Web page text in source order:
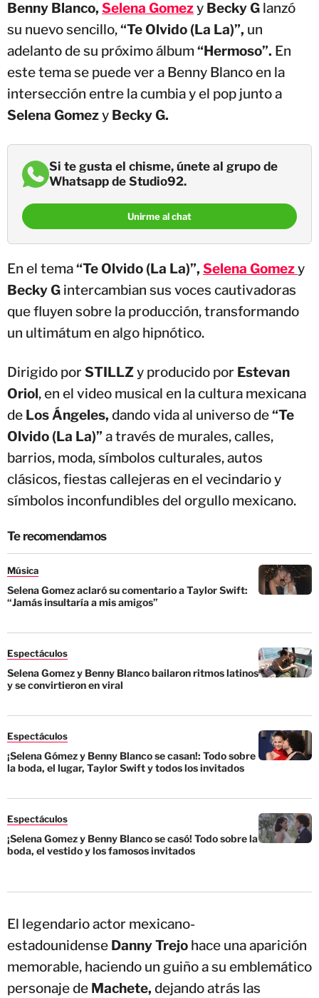
Benny Blanco, Selena Gomezy Becky G lanzó
su nuevo sencillo,“Te Olvido (La La)”, un
adelanto de su próximo álbum “Hermoso”. En
este tema se puede ver a Benny Blanco en la
intersección entre la cumbia y el pop junto a
Selena Gomezy Becky G.
Si te gusta el chisme, únete al grupo de
Whatsapp de Studio92.
Unirme al chat
En el tema“Te Olvido (La La)”, Selena Gomezy
Becky G intercambian sus voces cautivadoras
que fluyen sobre la producción, transformando
un ultimátum en algo hipnótico.
Dirigido por STILLZy producido por Estevan
Oriol, en el video musical en la cultura mexicana
de Los Ángeles, dando vida al universo de“Te
Olvido (La La)” a través de murales, calles,
barrios, moda, símbolos culturales, autos
clásicos, fiestas callejeras en el vecindario y
símbolos inconfundibles del orgullo mexicano.
Te recomendamos
Música
Selena Gomez aclaró su comentario a Taylor Swift:
“Jamás insultaría a mis amigos”
Espectáculos
Selena Gomez y Benny Blanco bailaron ritmos latinos
y se convirtieron en viral
Espectáculos
¡Selena Gómez y Benny Blanco se casan!: Todo sobre
la boda, el lugar, Taylor Swift y todos los invitados
Espectáculos
¡Selena Gomez y Benny Blanco se casó! Todo sobre la
boda, el vestido y los famosos invitados
El legendario actor mexicano-
estadounidense Danny Trejo hace una aparición
memorable, haciendo un guiño a su emblemático
personaje de Machete, dejando atrás las